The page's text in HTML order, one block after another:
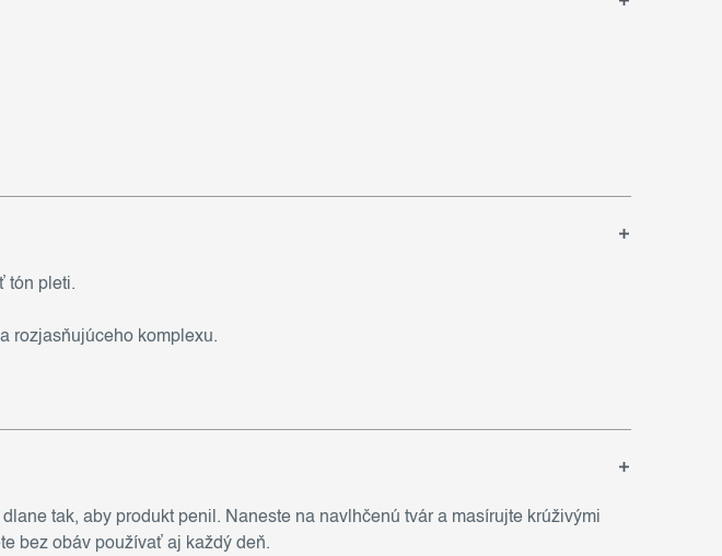
tón pleti.
rozjasňujúceho komplexu.
tak, aby produkt penil. Naneste na navlhčenú tvár a masírujte krúživými
bez obáv používať aj každý deň.